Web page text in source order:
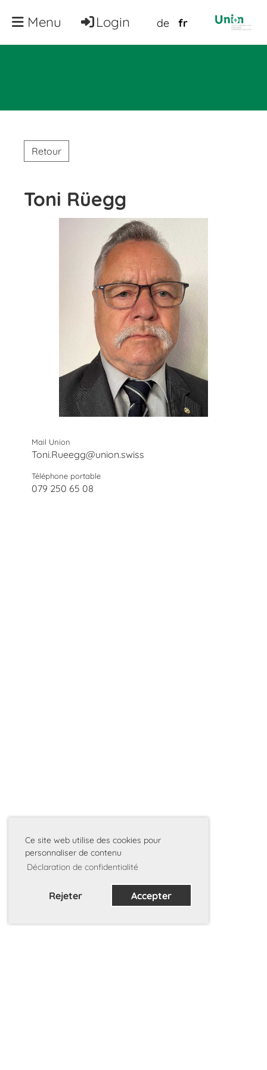
Ce site web utilise des cookies pour
personnaliser de contenu
Déclaration de confidentialité
Rejeter Accepter
Login de fr
Menu
Retour
Toni Rüegg
Mail Union
Toni.Rueegg@union.swiss
Téléphone portable
079 250 65 08